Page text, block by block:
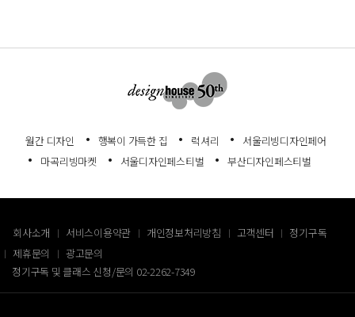
월간 디자인 행복이 가득한 집 럭셔리
서울리빙디자인페어
마곡리빙마켓
서울디자인페스티벌 부산디자인페스티벌
회사소개 서비스이용약관 개인정보처리방침 고객센터
정기구독
제휴문의
광고문의
정기구독 및 클래스 신청/문의 02-2262-7349